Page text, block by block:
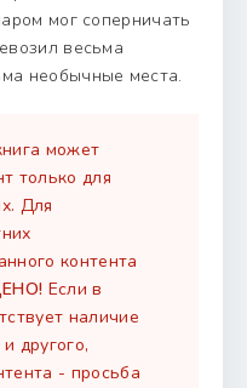
мог соперничать
весьма
необычные места.
может
только для
Для
контента
Если в
наличие
другого,
- просьба